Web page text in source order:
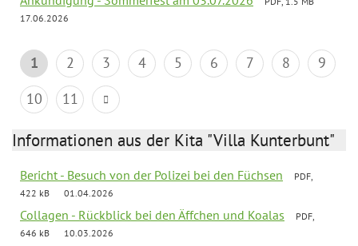
17.06.2026
1 2 3 4 5 6 7 8
9
10
11
Informationen aus der Kita "Villa Kunterbunt"
Bericht - Besuch von der Polizei bei den Füchsen
PDF,
422 kB
01.04.2026
Collagen - Rückblick bei den Äffchen und Koalas
PDF,
646 kB
10.03.2026